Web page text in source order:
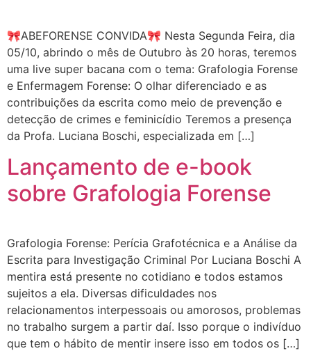
🎀ABEFORENSE CONVIDA🎀 Nesta Segunda Feira, dia
05/10, abrindo o mês de Outubro às 20 horas, teremos
uma live super bacana com o tema: Grafologia Forense
e Enfermagem Forense: O olhar diferenciado e as
contribuições da escrita como meio de prevenção e
detecção de crimes e feminicídio Teremos a presença
da Profa. Luciana Boschi, especializada em […]
Lançamento de e-book
sobre Grafologia Forense
Grafologia Forense: Perícia Grafotécnica e a Análise da
Escrita para Investigação Criminal Por Luciana Boschi A
mentira está presente no cotidiano e todos estamos
sujeitos a ela. Diversas dificuldades nos
relacionamentos interpessoais ou amorosos, problemas
no trabalho surgem a partir daí. Isso porque o indivíduo
que tem o hábito de mentir insere isso em todos os […]